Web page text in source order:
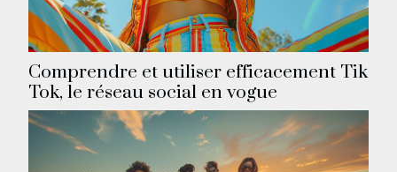
Comprendre et utiliser efficacement Tik
Tok, le réseau social en vogue